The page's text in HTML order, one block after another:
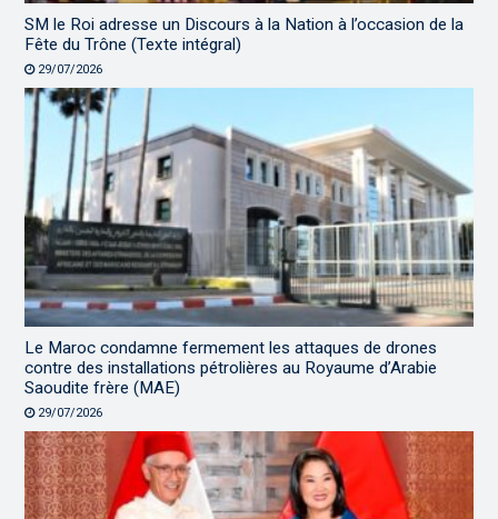
SM le Roi adresse un Discours à la Nation à l’occasion de la
Fête du Trône (Texte intégral)
29/07/2026
Le Maroc condamne fermement les attaques de drones
contre des installations pétrolières au Royaume d’Arabie
Saoudite frère (MAE)
29/07/2026